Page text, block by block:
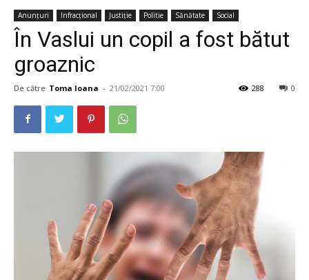
Anunțuri Infracțional Justiție Politie Sănătate Social
În Vaslui un copil a fost bătut
groaznic
De către Toma Ioana - 21/02/2021 7:00 0
288